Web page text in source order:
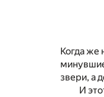
Когда же
звери, а
И